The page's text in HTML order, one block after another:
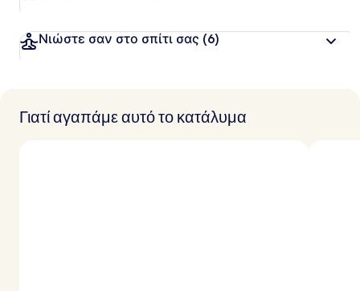
Νιώστε σαν στο σπίτι σας (6)
Γιατί αγαπάμε αυτό το κατάλυμα